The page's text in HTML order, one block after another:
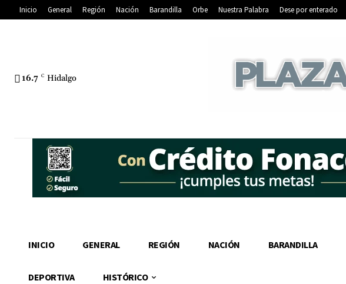
Inicio General Región Nación Barandilla Orbe Nuestra Palabra Dese por enterado
16.7 C Hidalgo
INICIO GENERAL REGIÓN NACIÓN BARANDILLA
DEPORTIVA HISTÓRICO